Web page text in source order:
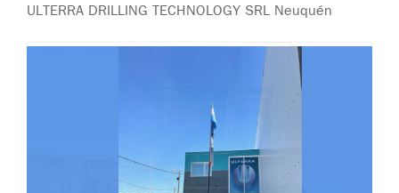
ULTERRA DRILLING TECHNOLOGY SRL Neuquén